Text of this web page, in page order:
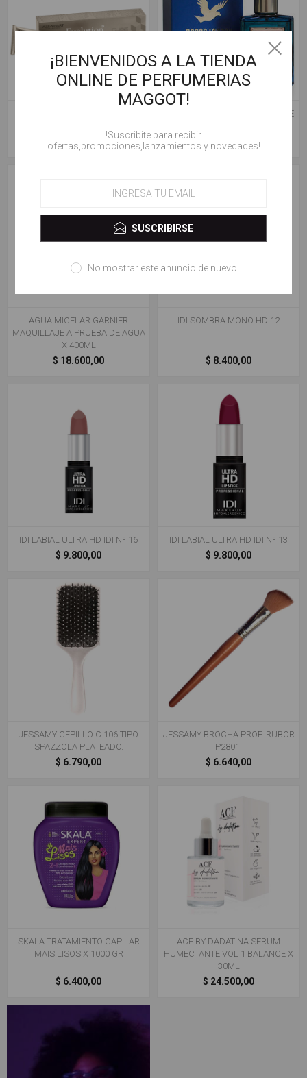
$ 9.500,00
PERFUME BROSS LONDON BLUE
$ 26.900,00
AGUA MICELAR GARNIER
MAQUILLAJE A PRUEBA DE AGUA
X 400ML
$ 18.600,00
IDI SOMBRA MONO HD 12
$ 8.400,00
IDI LABIAL ULTRA HD IDI Nº 16
$ 9.800,00
IDI LABIAL ULTRA HD IDI Nº 13
$ 9.800,00
JESSAMY CEPILLO C 106 TIPO
SPAZZOLA PLATEADO.
$ 6.790,00
JESSAMY BROCHA PROF. RUBOR
P2801.
$ 6.640,00
SKALA TRATAMIENTO CAPILAR
MAIS LISOS X 1000 GR
$ 6.400,00
ACF BY DADATINA SERUM
HUMECTANTE VOL 1 BALANCE X
30ML
$ 24.500,00
¡BIENVENIDOS A LA TIENDA
ONLINE DE PERFUMERIAS
MAGGOT!
!Suscribite para recibir
ofertas,promociones,lanzamientos y novedades!
SUSCRIBIRSE
No mostrar este anuncio de nuevo